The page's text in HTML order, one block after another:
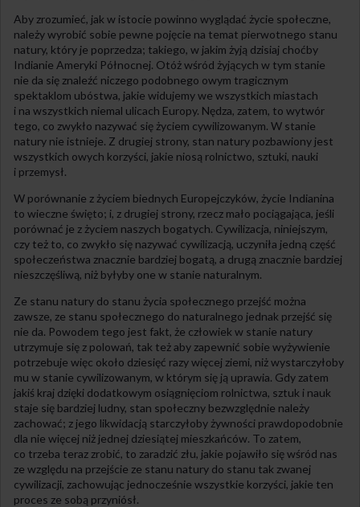
Aby zrozumieć, jak w istocie powinno wyglądać życie społeczne,
należy wyrobić sobie pewne pojęcie na temat pierwotnego stanu
natury, który je poprzedza; takiego, w jakim żyją dzisiaj choćby
Indianie Ameryki Północnej. Otóż wśród żyjących w tym stanie
nie da się znaleźć niczego podobnego owym tragicznym
spektaklom ubóstwa, jakie widujemy we wszystkich miastach
i na wszystkich niemal ulicach Europy. Nędza, zatem, to wytwór
tego, co zwykło nazywać się życiem cywilizowanym. W stanie
natury nie istnieje. Z drugiej strony, stan natury pozbawiony jest
wszystkich owych korzyści, jakie niosą rolnictwo, sztuki, nauki
i przemysł.
W porównanie z życiem biednych Europejczyków, życie Indianina
to wieczne święto; i, z drugiej strony, rzecz mało pociągająca, jeśli
porównać je z życiem naszych bogatych. Cywilizacja, niniejszym,
czy też to, co zwykło się nazywać cywilizacją, uczyniła jedną część
społeczeństwa znacznie bardziej bogatą, a drugą znacznie bardziej
nieszczęśliwą, niż byłyby one w stanie naturalnym.
Ze stanu natury do stanu życia społecznego przejść można
zawsze, ze stanu społecznego do naturalnego jednak przejść się
nie da. Powodem tego jest fakt, że człowiek w stanie natury
utrzymuje się z polowań, tak też aby zapewnić sobie wyżywienie
potrzebuje więc około dziesięć razy więcej ziemi, niż wystarczyłoby
mu w stanie cywilizowanym, w którym się ją uprawia. Gdy zatem
jakiś kraj dzięki dodatkowym osiągnięciom rolnictwa, sztuk i nauk
staje się bardziej ludny, stan społeczny bezwzględnie należy
zachować; z jego likwidacją starczyłoby żywności prawdopodobnie
dla nie więcej niż jednej dziesiątej mieszkańców. To zatem,
co trzeba teraz zrobić, to zaradzić złu, jakie pojawiło się wśród nas
ze względu na przejście ze stanu natury do stanu tak zwanej
cywilizacji, zachowując jednocześnie wszystkie korzyści, jakie ten
proces ze sobą przyniósł.